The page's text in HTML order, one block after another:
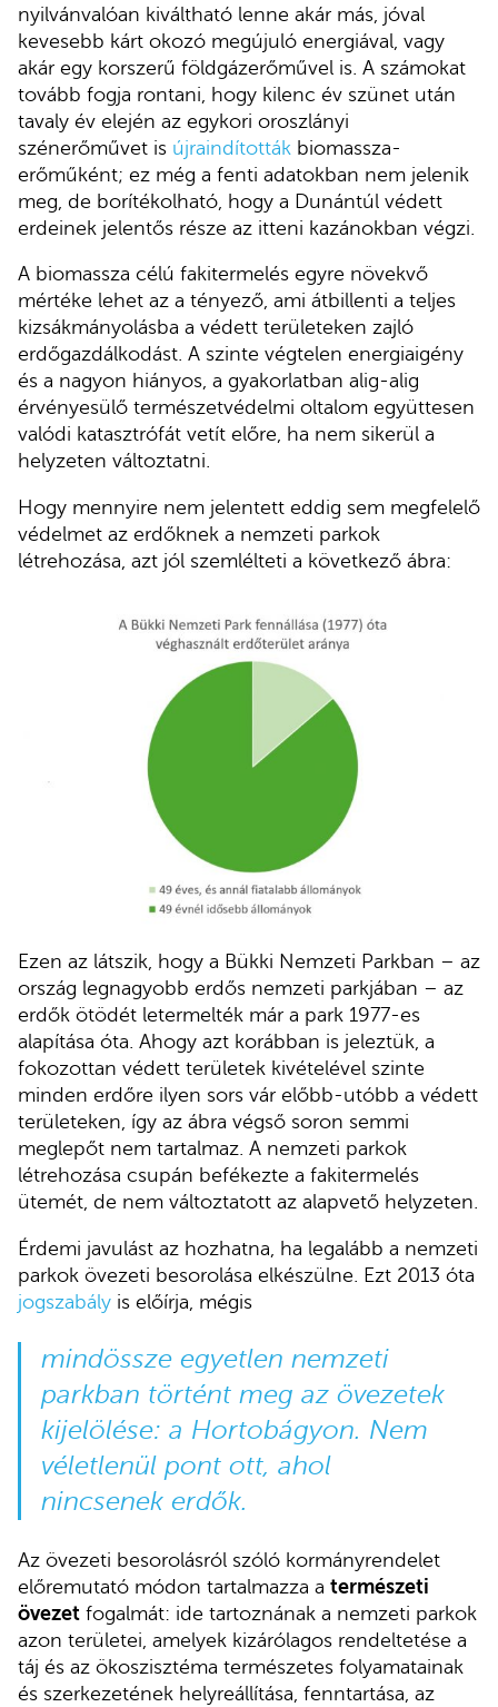
nyilvánvalóan kiváltható lenne akár más, jóval
kevesebb kárt okozó megújuló energiával, vagy
akár egy korszerű földgázerőművel is. A számokat
tovább fogja rontani, hogy kilenc év szünet után
tavaly év elején az egykori oroszlányi
szénerőművet is újraindították biomassza-
erőműként; ez még a fenti adatokban nem jelenik
meg, de borítékolható, hogy a Dunántúl védett
erdeinek jelentős része az itteni kazánokban végzi.
A biomassza célú fakitermelés egyre növekvő
mértéke lehet az a tényező, ami átbillenti a teljes
kizsákmányolásba a védett területeken zajló
erdőgazdálkodást. A szinte végtelen energiaigény
és a nagyon hiányos, a gyakorlatban alig-alig
érvényesülő természetvédelmi oltalom együttesen
valódi katasztrófát vetít előre, ha nem sikerül a
helyzeten változtatni.
Hogy mennyire nem jelentett eddig sem megfelelő
védelmet az erdőknek a nemzeti parkok
létrehozása, azt jól szemlélteti a következő ábra:
Ezen az látszik, hogy a Bükki Nemzeti Parkban – az
ország legnagyobb erdős nemzeti parkjában – az
erdők ötödét letermelték már a park 1977-es
alapítása óta. Ahogy azt korábban is jeleztük, a
fokozottan védett területek kivételével szinte
minden erdőre ilyen sors vár előbb-utóbb a védett
területeken, így az ábra végső soron semmi
meglepőt nem tartalmaz. A nemzeti parkok
létrehozása csupán befékezte a fakitermelés
ütemét, de nem változtatott az alapvető helyzeten.
Érdemi javulást az hozhatna, ha legalább a nemzeti
parkok övezeti besorolása elkészülne. Ezt 2013 óta
jogszabály is előírja, mégis
mindössze egyetlen nemzeti
parkban történt meg az övezetek
kijelölése: a Hortobágyon. Nem
véletlenül pont ott, ahol
nincsenek erdők.
Az övezeti besorolásról szóló kormányrendelet
előremutató módon tartalmazza a természeti
övezet fogalmát: ide tartoznának a nemzeti parkok
azon területei, amelyek kizárólagos rendeltetése a
táj és az ökoszisztéma természetes folyamatainak
és szerkezetének helyreállítása, fenntartása, az